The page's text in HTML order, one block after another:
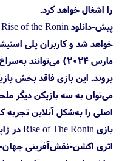
را اشغال خواهد کرد.
خواهد شد و کاربران پلی استیشن 5 از
مارس ۲۰۲۴)
بروند. این بازی فاقد بخش
می‌توان به سه بازیکن دیگر
اصلی را به‌شکل آنلاین تجربه